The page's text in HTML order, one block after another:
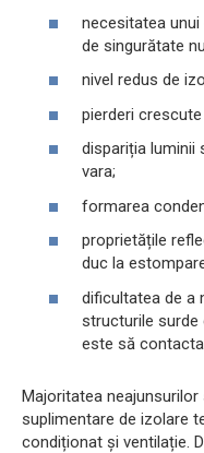
necesitatea
de singurătate
nivel redus de
pierderi
dispariția luminii
vara;
formarea
proprietățile
duc la
dificultatea de a
structurile surde
este să
Majoritatea
suplimentare de izolare
condiționat și ventilație.